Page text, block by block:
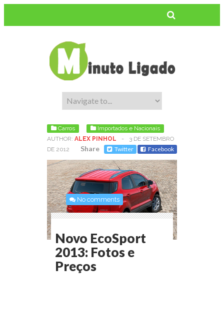
Carros
Importados e Nacionais
AUTHOR: ALEX PINHOL -
3 DE SETEMBRO
DE 2012
Share Twitter Facebook
No comments
Novo EcoSport
2013: Fotos e
Preços